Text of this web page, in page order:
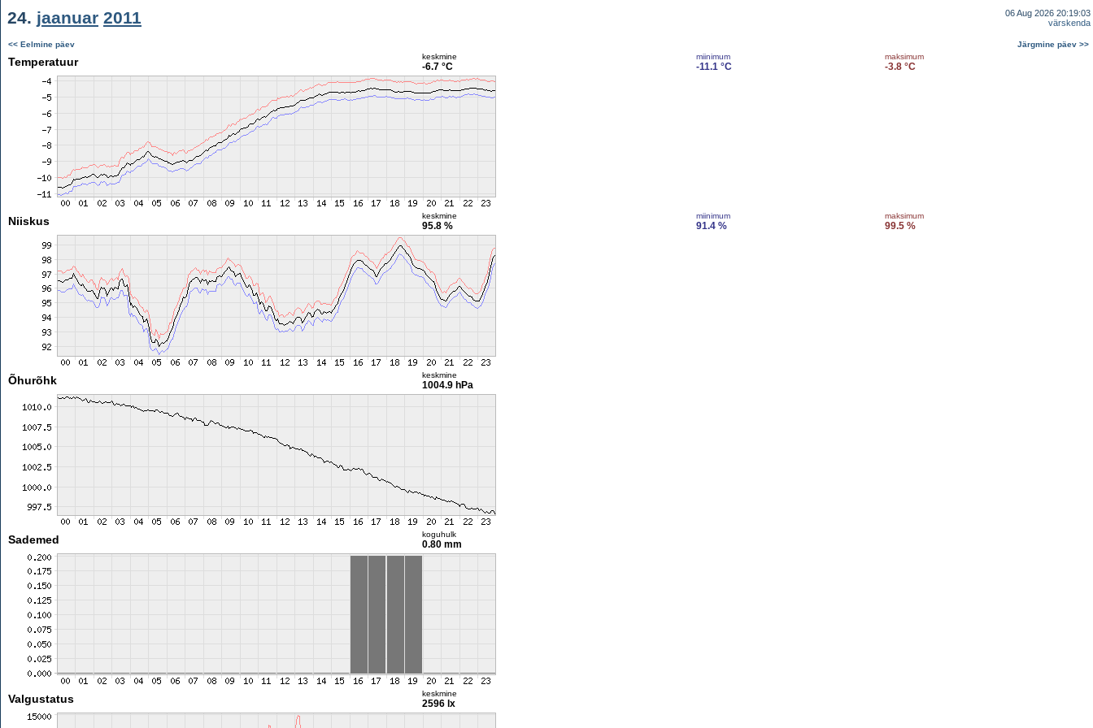
24. jaanuar 2011
06 Aug 2026 20:19:03
värskenda
<< Eelmine päev Järgmine päev >>
Temperatuur keskmine
-6.7 °C
miinimum
-11.1 °C
maksimum
-3.8 °C
Niiskus keskmine
95.8 %
miinimum
91.4 %
maksimum
99.5 %
Õhurõhk keskmine
1004.9 hPa
Sademed koguhulk
0.80 mm
Valgustatus keskmine
2596 lx